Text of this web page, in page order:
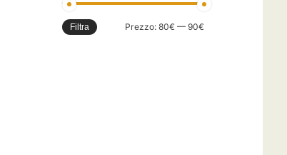
Filtra Prezzo: 80€ — 90€